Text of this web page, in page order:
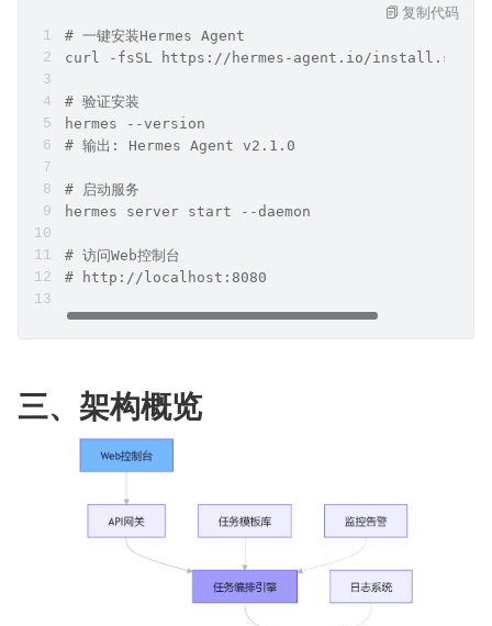
# 一键安装Hermes Agent
curl -fsSL https://hermes-agent.io/install.sh |
# 验证安装
hermes --version
# 输出: Hermes Agent v2.1.0
# 启动服务
hermes server start --daemon
# 访问Web控制台
# http://localhost:8080
复制代码
三、架构概览